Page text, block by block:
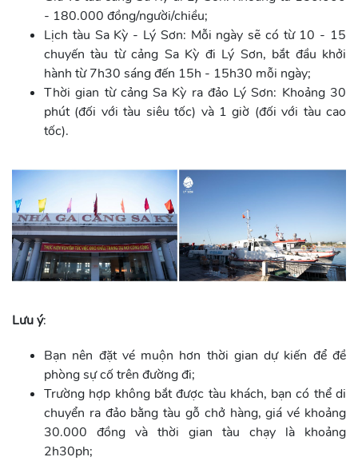
- 180.000 đồng/người/chiều;
Lịch tàu Sa Kỳ - Lý Sơn: Mỗi ngày sẽ có từ 10 - 15
chuyến tàu từ cảng Sa Kỳ đi Lý Sơn, bắt đầu khởi
hành từ 7h30 sáng đến 15h - 15h30 mỗi ngày;
Thời gian từ cảng Sa Kỳ ra đảo Lý Sơn: Khoảng 30
phút (đối với tàu siêu tốc) và 1 giờ (đối với tàu cao
tốc).
Lưu ý:
Bạn nên đặt vé muộn hơn thời gian dự kiến để đề
phòng sự cố trên đường đi;
Trường hợp không bắt được tàu khách, bạn có thể di
chuyển ra đảo bằng tàu gỗ chở hàng, giá vé khoảng
30.000 đồng và thời gian tàu chạy là khoảng
2h30ph;